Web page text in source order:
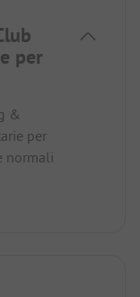
per
&
per
normali